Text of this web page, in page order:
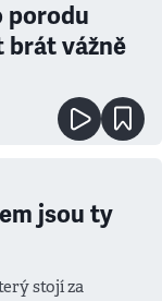
porodu
brát vážně
jsou ty
stojí za